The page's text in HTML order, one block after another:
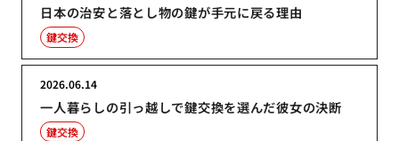
日本の治安と落とし物の鍵が手元に戻る理由
鍵交換
一人暮らしの引っ越しで鍵交換を選んだ彼女の決断
2026.06.14
鍵交換